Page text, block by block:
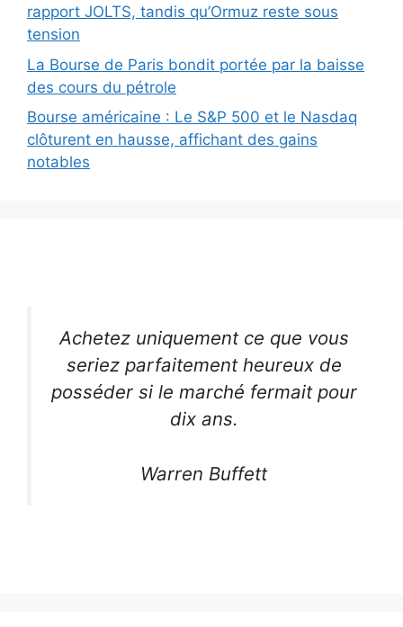
rapport JOLTS, tandis qu’Ormuz reste sous
tension
La Bourse de Paris bondit portée par la baisse
des cours du pétrole
Bourse américaine : Le S&P 500 et le Nasdaq
clôturent en hausse, affichant des gains
notables
Achetez uniquement ce que vous
seriez parfaitement heureux de
posséder si le marché fermait pour
dix ans.
Warren Buffett